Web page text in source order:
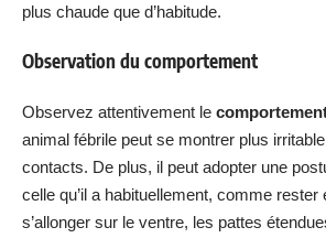
plus chaude que d’habitude.
Observation du comportement
Observez attentivement le
animal fébrile peut se montrer plus
contacts. De plus, il peut adopter une
celle qu’il a habituellement, comme rester
s’allonger sur le ventre, les pattes